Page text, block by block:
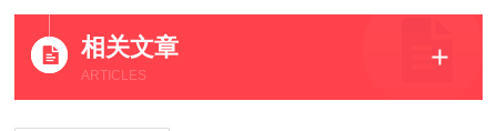
相关文章
ARTICLES